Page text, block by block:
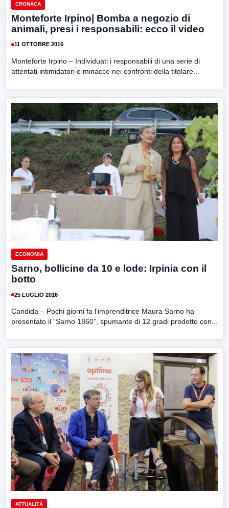
CRONACA
Monteforte Irpino| Bomba a negozio di
animali, presi i responsabili: ecco il video
11 OTTOBRE 2016
Monteforte Irpino – Individuati i responsabili di una serie di
attentati intimidatori e minacce nei confronti della titolare...
ECONOMIA
Sarno, bollicine da 10 e lode: Irpinia con il
botto
25 LUGLIO 2016
Candida – Pochi giorni fa l’imprenditrice Maura Sarno ha
presentato il “Sarno 1860”, spumante di 12 gradi prodotto con...
ATTUALITÀ